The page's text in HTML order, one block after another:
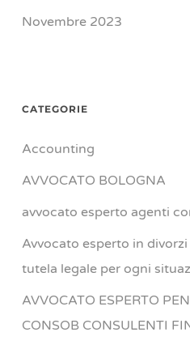
Novembre 2023
CATEGORIE
Accounting
AVVOCATO BOLOGNA
avvocato esperto agenti
Avvocato esperto in
tutela legale per ogni
AVVOCATO ESPERTO
CONSOB CONSULENTI